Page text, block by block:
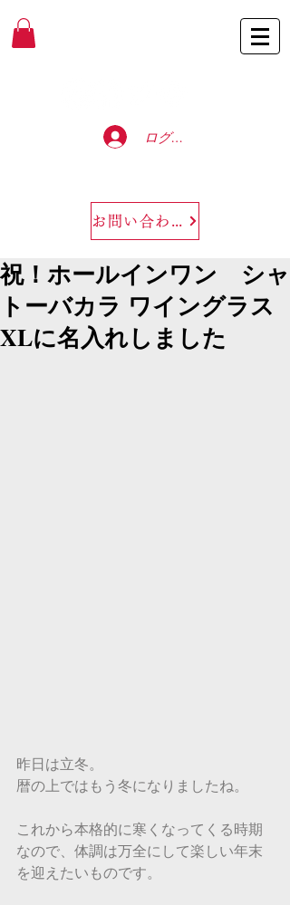
ログイン
お問い合わせ
祝！ホールインワン シャ
トーバカラ ワイングラス
XLに名入れしました
昨日は立冬。
暦の上ではもう冬になりましたね。
これから本格的に寒くなってくる時期
なので、体調は万全にして楽しい年末
を迎えたいものです。